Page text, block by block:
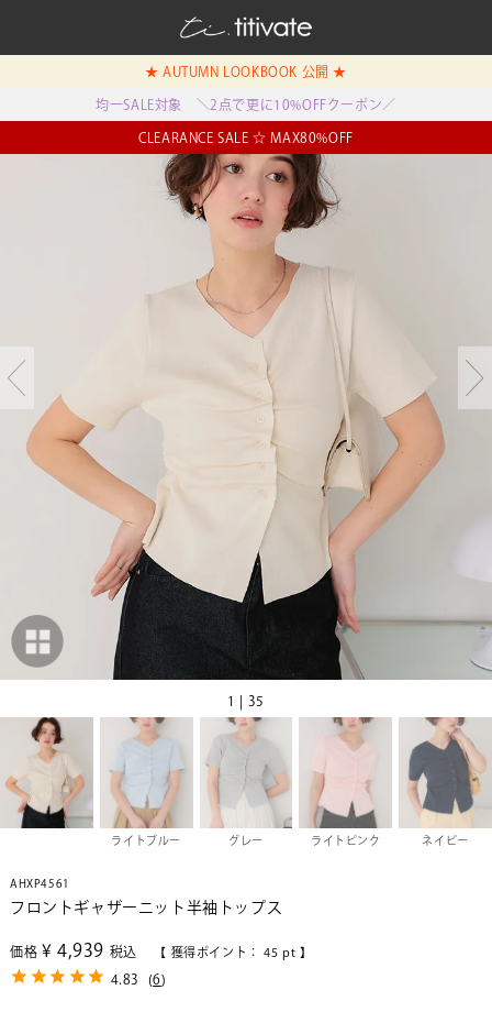
★ AUTUMN LOOKBOOK 公開 ★
均一SALE対象 ＼2点で更に10%OFFクーポン／
CLEARANCE SALE ☆ MAX80%OFF
1 | 35
ライトブルー グレー ライトピンク ネイビー
AHXP4561
フロントギャザーニット半袖トップス
価格 ¥ 4,939 税込 【 獲得ポイント： 45 pt 】
4.83 (6)